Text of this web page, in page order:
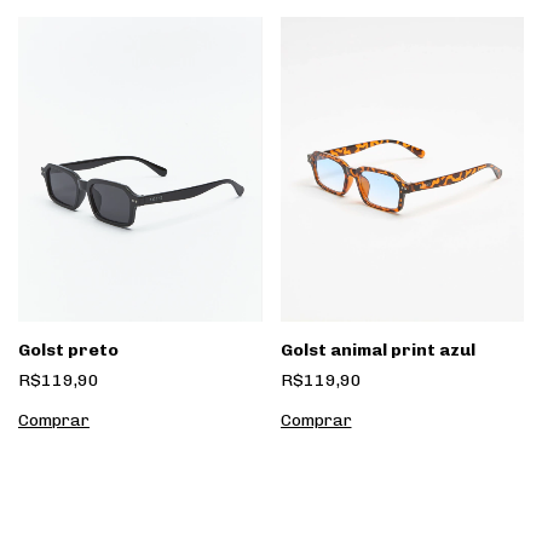
Golst preto
R$119,90
Golst animal print azul
R$119,90